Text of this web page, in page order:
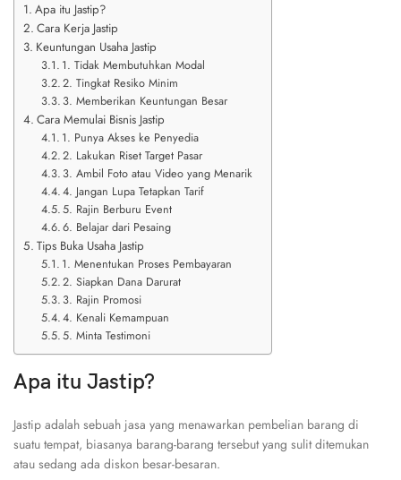
Apa itu Jastip?
Cara Kerja Jastip
Keuntungan Usaha Jastip
1. Tidak Membutuhkan Modal
2. Tingkat Resiko Minim
3. Memberikan Keuntungan Besar
Cara Memulai Bisnis Jastip
1. Punya Akses ke Penyedia
2. Lakukan Riset Target Pasar
3. Ambil Foto atau Video yang Menarik
4. Jangan Lupa Tetapkan Tarif
5. Rajin Berburu Event
6. Belajar dari Pesaing
Tips Buka Usaha Jastip
1. Menentukan Proses Pembayaran
2. Siapkan Dana Darurat
3. Rajin Promosi
4. Kenali Kemampuan
5. Minta Testimoni
Apa itu Jastip?
Jastip adalah sebuah jasa yang menawarkan pembelian barang di
suatu tempat, biasanya barang-barang tersebut yang sulit ditemukan
atau sedang ada diskon besar-besaran.